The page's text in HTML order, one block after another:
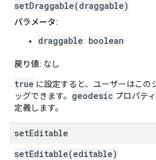
setDraggable(draggable)
パラメータ:
draggable: boolean
戻り値: なし
true に設定すると、ユーザーはこの
ッグできます。 geodesic プロパテ
定義します。
setEditable
setEditable(editable)